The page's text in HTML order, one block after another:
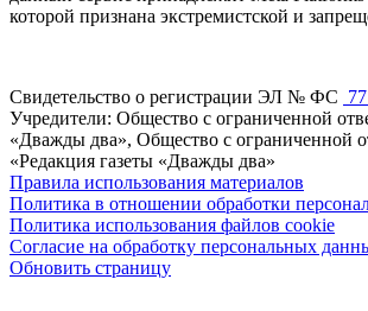
которой признана экстремистской и
Свидетельство о регистрации ЭЛ № ФС
Учредители: Общество с ограниченной
«Дважды два», Общество с ограниченной
«Редакция газеты «Дважды два»
Правила использования материалов
Политика в отношении обработки
Политика использования файлов cookie
Согласие на обработку персональных
Обновить страницу